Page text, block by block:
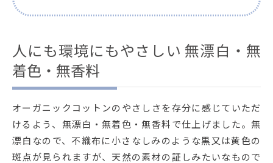
人にも環境にもやさしい 無漂白・無
着色・無香料
オーガニックコットンのやさしさを存分に感じていただ
けるよう、無漂白・無着色・無香料で仕上げました。無
漂白なので、不織布に小さなしみのような黒又は黄色の
斑点が見られますが、天然の素材の証しみたいなもので